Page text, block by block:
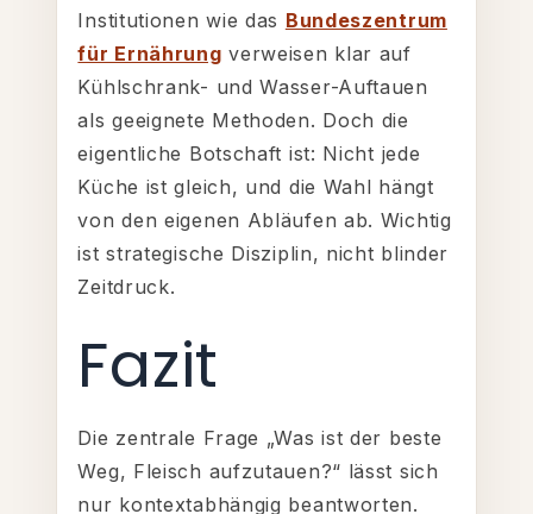
Institutionen wie das Bundeszentrum
für Ernährung verweisen klar auf
Kühlschrank- und Wasser-Auftauen
als geeignete Methoden. Doch die
eigentliche Botschaft ist: Nicht jede
Küche ist gleich, und die Wahl hängt
von den eigenen Abläufen ab. Wichtig
ist strategische Disziplin, nicht blinder
Zeitdruck.
Fazit
Die zentrale Frage „Was ist der beste
Weg, Fleisch aufzutauen?“ lässt sich
nur kontextabhängig beantworten.